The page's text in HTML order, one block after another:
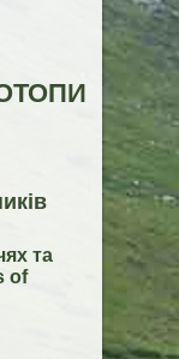
та
of